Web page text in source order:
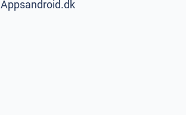
Appsandroid.dk